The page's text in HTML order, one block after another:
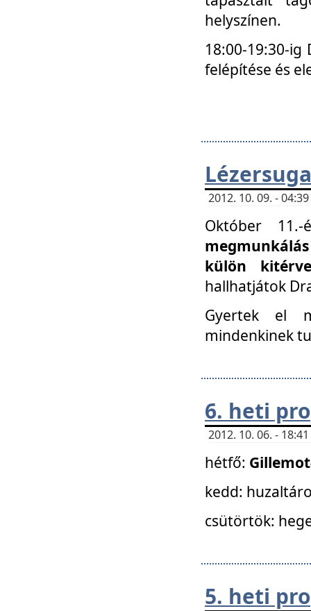
helyszínen.
18:00-19:30-
felépítése és
2012. 10. 09. -
Október
külön
hallhatjátok
Gyertek el
mindenkinek
6. heti
2012. 10. 06. -
hétfő:
kedd:
csütörtök:
5. heti